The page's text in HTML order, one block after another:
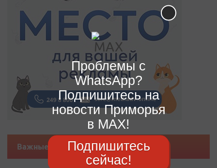
Важные новости
Проблемы с
WhatsApp?
Подпишитесь на
новости Приморья
в MAX!
Подпишитесь
сейчас!